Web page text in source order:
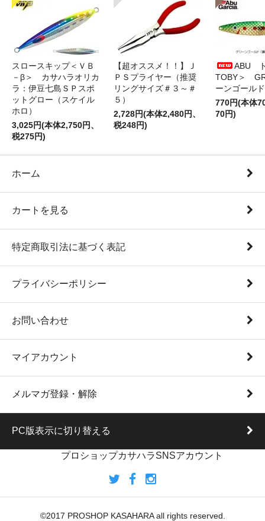
スロースキップ＜ＶＢ
－β＞ カサハラオリカ
ラ：伊豆七島ＳＰスポ
ットグロー（スケイル
ホロ）
3,025円(本体2,750円、
税275円)
【超オススメ！！】Ｊ
ＰＳプライヤー（推奨
リングサイズ＃３～＃
５）
2,728円(本体2,480円、
税248円)
ABU
TOBY＞
ーンゴールド
770円(本体
70円)
ホーム
カートを見る
特定商取引法に基づく表記
プライバシーポリシー
お問い合わせ
マイアカウント
メルマガ登録・解除
PC版表示に切り替える
プロショップカサハラSNSアカウント
©2017 PROSHOP KASAHARA all rights reserved.